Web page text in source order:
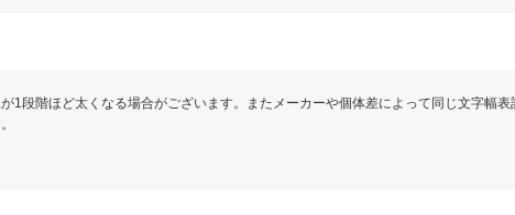
1段階ほど太くなる場合がございます。またメーカーや個体差によって同じ文字幅表